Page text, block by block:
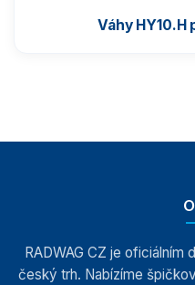
Váhy
RADWAG CZ je oficiálním
český trh. Nabízíme